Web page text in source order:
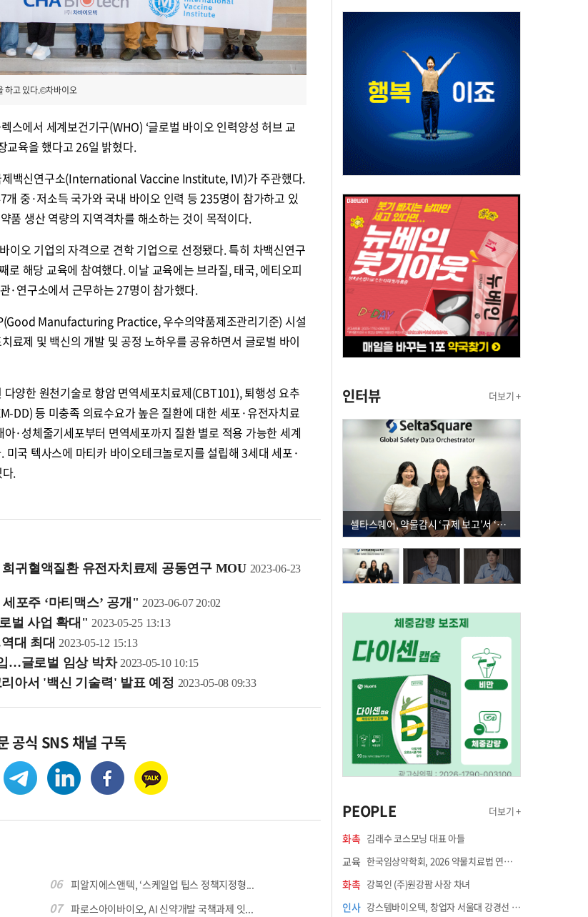
하고 있다.©차바이오
스에서 세계보건기구(WHO) ‘글로벌 바이오 인력양성 허브 교
교육을 했다고 26일 밝혔다.
제백신연구소(International Vaccine Institute, IVI)가 주관했다.
중·저소득 국가와 국내 바이오 인력 등 235명이 참가하고 있
품 생산 역량의 지역격차를 해소하는 것이 목적이다.
이오 기업의 자격으로 견학 기업으로 선정됐다. 특히 차백신연구
해당 교육에 참여했다. 이날 교육에는 브라질, 태국, 에티오피
·연구소에서 근무하는 27명이 참가했다.
Manufacturing Practice, 우수의약품제조관리기준) 시설
료제 및 백신의 개발 및 공정 노하우를 공유하면서 글로벌 바이
양한 원천기술로 항암 면역세포치료제(CBT101), 퇴행성 요추
DD) 등 미충족 의료수요가 높은 질환에 대한 세포·유전자치료
·성체줄기세포부터 면역세포까지 질환 별로 적용 가능한 세계
국 텍사스에 마티카 바이오테크놀로지를 설립해 3세대 세포·
.
귀혈액질환 유전자치료제 공동연구 MOU 2023-06-23
포주 ‘마티맥스’ 공개" 2023-06-07 20:02
벌 사업 확대" 2023-05-25 13:13
대 최대 2023-05-12 15:13
…글로벌 임상 박차 2023-05-10 10:15
아서 '백신 기술력' 발표 예정 2023-05-08 09:33
공식 SNS 채널 구독
06 피알지에스앤텍, ‘스케일업 팁스 정책지정형...
07 파로스아이바이오, AI 신약개발 국책과제 잇...
인터뷰 더보기 +
셀타스퀘어, 약물감시 ‘규제 보고’서 ‘데이터 의사결정’으로 "PVX 전환 요구 커진다"
PEOPLE 더보기 +
화촉 김래수 코스모닝 대표 아들
교육 한국임상약학회, 2026 약물치료법 연수강좌 8월 21일 개최
화촉 강복인 (주)원강팜 사장 차녀
인사 강스템바이오텍, 창업자 서울대 강경선 교수 최고과학책임자 선임